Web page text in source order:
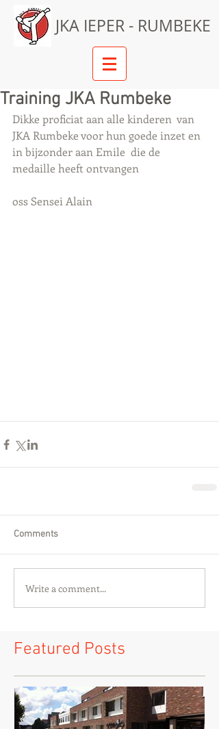
JKA IEPER - RUMBEKE
Training JKA Rumbeke
Dikke proficiat aan alle kinderen  van
JKA Rumbeke voor hun goede inzet en
in bijzonder aan Emile  die de
medaille heeft ontvangen
oss Sensei Alain
Comments
Write a comment...
Featured Posts